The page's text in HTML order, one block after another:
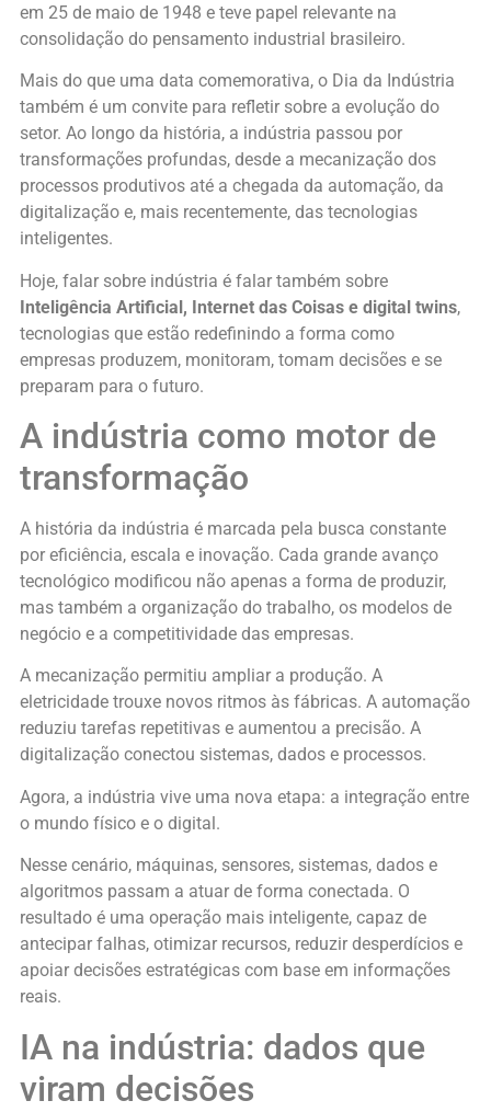
em 25 de maio de 1948 e teve papel relevante na
consolidação do pensamento industrial brasileiro.
Mais do que uma data comemorativa, o Dia da Indústria
também é um convite para refletir sobre a evolução do
setor. Ao longo da história, a indústria passou por
transformações profundas, desde a mecanização dos
processos produtivos até a chegada da automação, da
digitalização e, mais recentemente, das tecnologias
inteligentes.
Hoje, falar sobre indústria é falar também sobre
Inteligência Artificial, Internet das Coisas e digital twins,
tecnologias que estão redefinindo a forma como
empresas produzem, monitoram, tomam decisões e se
preparam para o futuro.
A indústria como motor de
transformação
A história da indústria é marcada pela busca constante
por eficiência, escala e inovação. Cada grande avanço
tecnológico modificou não apenas a forma de produzir,
mas também a organização do trabalho, os modelos de
negócio e a competitividade das empresas.
A mecanização permitiu ampliar a produção. A
eletricidade trouxe novos ritmos às fábricas. A automação
reduziu tarefas repetitivas e aumentou a precisão. A
digitalização conectou sistemas, dados e processos.
Agora, a indústria vive uma nova etapa: a integração entre
o mundo físico e o digital.
Nesse cenário, máquinas, sensores, sistemas, dados e
algoritmos passam a atuar de forma conectada. O
resultado é uma operação mais inteligente, capaz de
antecipar falhas, otimizar recursos, reduzir desperdícios e
apoiar decisões estratégicas com base em informações
reais.
IA na indústria: dados que
viram decisões